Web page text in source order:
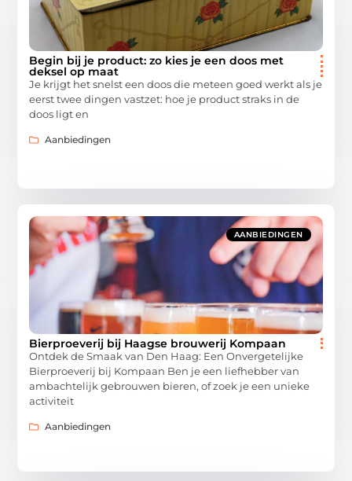
Begin bij je product: zo kies je een doos met
deksel op maat
Je krijgt het snelst een doos die meteen goed werkt als je
eerst twee dingen vastzet: hoe je product straks in de
doos ligt en
Aanbiedingen
AANBIEDINGEN
Bierproeverij bij Haagse brouwerij Kompaan
Ontdek de Smaak van Den Haag: Een Onvergetelijke
Bierproeverij bij Kompaan Ben je een liefhebber van
ambachtelijk gebrouwen bieren, of zoek je een unieke
activiteit
Aanbiedingen